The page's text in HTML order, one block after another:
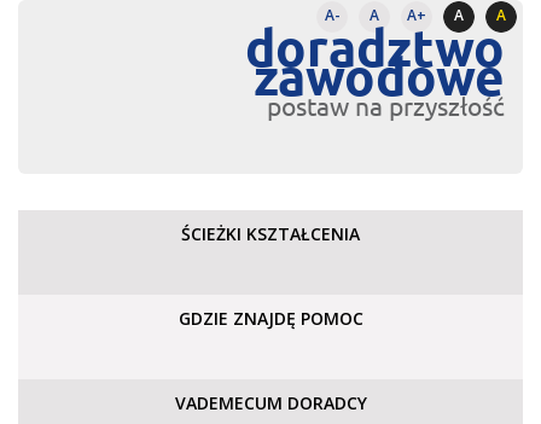
A- A A+ A A
doradztwo
zawodowe
postaw na przyszłość
ŚCIEŻKI KSZTAŁCENIA
GDZIE ZNAJDĘ POMOC
VADEMECUM DORADCY